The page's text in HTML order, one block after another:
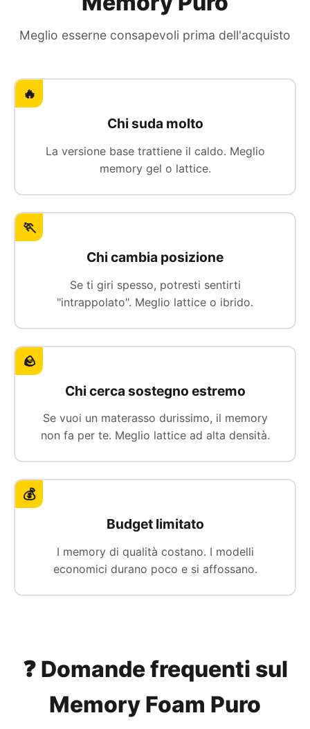
Meglio esserne consapevoli prima dell'acquisto
🔥
Chi suda molto
La versione base trattiene il caldo. Meglio
memory gel o lattice.
🏃
Chi cambia posizione
Se ti giri spesso, potresti sentirti
"intrappolato". Meglio lattice o ibrido.
🪨
Chi cerca sostegno estremo
Se vuoi un materasso durissimo, il memory
non fa per te. Meglio lattice ad alta densità.
💰
Budget limitato
I memory di qualità costano. I modelli
economici durano poco e si affossano.
❓ Domande frequenti sul
Memory Foam Puro